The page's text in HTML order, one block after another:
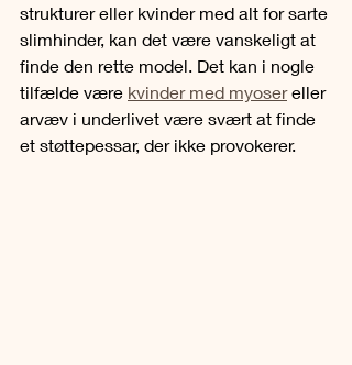
strukturer eller kvinder med alt for sarte
slimhinder, kan det være vanskeligt at
finde den rette model. Det kan i nogle
tilfælde være kvinder med myoser eller
arvæv i underlivet være svært at finde
et støttepessar, der ikke provokerer.